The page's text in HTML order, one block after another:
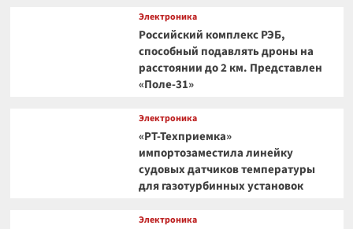
Электроника
Российский комплекс РЭБ,
способный подавлять дроны на
расстоянии до 2 км. Представлен
«Поле-31»
Электроника
«РТ-Техприемка»
импортозаместила линейку
судовых датчиков температуры
для газотурбинных установок
Электроника